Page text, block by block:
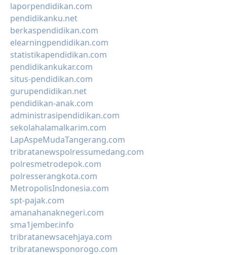
laporpendidikan.com
pendidikanku.net
berkaspendidikan.com
elearningpendidikan.com
statistikapendidikan.com
pendidikankukar.com
situs-pendidikan.com
gurupendidikan.net
pendidikan-anak.com
administrasipendidikan.com
sekolahalamalkarim.com
LapAspeMudaTangerang.com
tribratanewspolressumedang.com
polresmetrodepok.com
polresserangkota.com
MetropolisIndonesia.com
spt-pajak.com
amanahanaknegeri.com
sma1jember.info
tribratanewsacehjaya.com
tribratanewsponorogo.com